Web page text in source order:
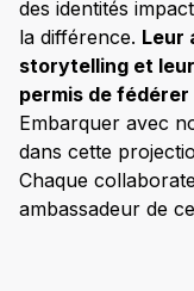
des identités
la différence. Leur
storytelling et
permis de
Embarquer avec
dans cette
Chaque
ambassadeur de